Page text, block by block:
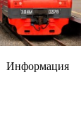
Информация